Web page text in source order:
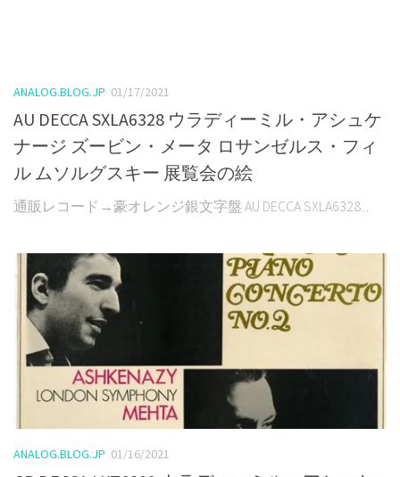
ANALOG.BLOG.JP 01/17/2021
AU DECCA SXLA6328 ウラディーミル・アシュケ
ナージ ズービン・メータ ロサンゼルス・フィ
ル ムソルグスキー 展覧会の絵
通販レコード→豪オレンジ銀文字盤 AU DECCA SXLA6328...
ANALOG.BLOG.JP 01/16/2021